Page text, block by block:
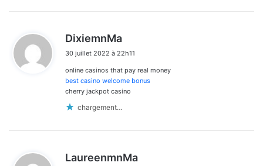
DixiemnMa
t
:
30 juillet 2022 à 22h11
online casinos that pay real money
best casino welcome bonus
cherry jackpot casino
chargement…
LaureenmnMa